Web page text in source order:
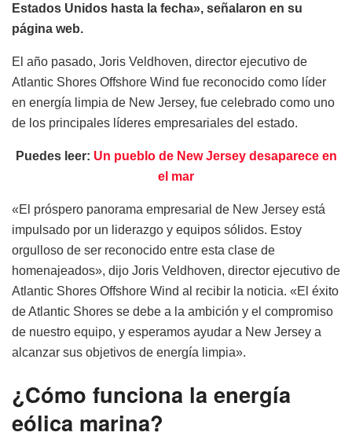
Estados Unidos hasta la fecha», señalaron en su
página web.
El año pasado, Joris Veldhoven, director ejecutivo de
Atlantic Shores Offshore Wind fue reconocido como líder
en energía limpia de New Jersey, fue celebrado como uno
de los principales líderes empresariales del estado.
Puedes leer: Un pueblo de New Jersey desaparece en
el mar
«El próspero panorama empresarial de New Jersey está
impulsado por un liderazgo y equipos sólidos. Estoy
orgulloso de ser reconocido entre esta clase de
homenajeados», dijo Joris Veldhoven, director ejecutivo de
Atlantic Shores Offshore Wind al recibir la noticia. «El éxito
de Atlantic Shores se debe a la ambición y el compromiso
de nuestro equipo, y esperamos ayudar a New Jersey a
alcanzar sus objetivos de energía limpia».
¿Cómo funciona la energía
eólica marina?